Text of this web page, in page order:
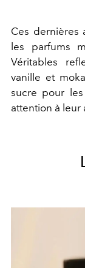
Ces dernières
les parfums
Véritables
vanille et
sucre pour
attention à leur